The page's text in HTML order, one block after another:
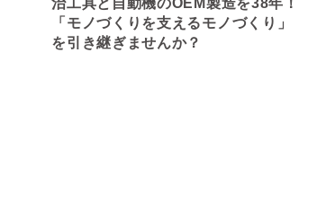
「モノづくりを支えるモノづくり」
を引き継ぎませんか？